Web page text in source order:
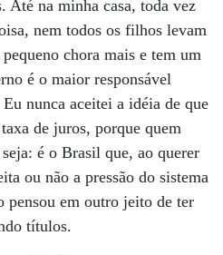
Até na minha casa, toda vez
nem todos os filhos levam
chora mais e tem um
é o maior responsável
nunca aceitei a idéia de que
de juros, porque quem
é o Brasil que, ao querer
ou não a pressão do sistema
pensou em outro jeito de ter
títulos.